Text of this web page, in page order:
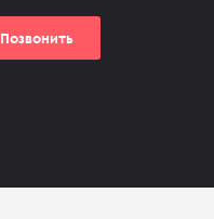
Позвонить